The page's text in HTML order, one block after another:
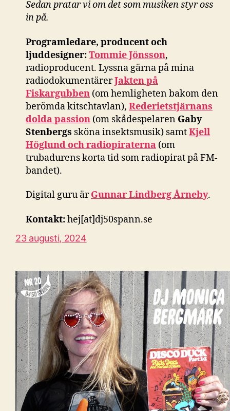
Sedan pratar vi om det som musiken styr oss
in på.
Programledare, producent och
ljuddesigner:Tommie Jönsson,
radioproducent. Lyssna gärna på mina
radiodokumentärerJakten på
Fiskargubben (om hemligheten bakom den
berömda kitschtavlan), Rederietstjärnans
dolda passion (om skådespelaren Gaby
Stenbergs sköna insektsmusik) samtKjell
Höglund och radiopiraterna (om
trubadurens korta tid som radiopirat på FM-
bandet).
Digital guru ärGunnar Lindberg Årneby.
Kontakt:hej[at]dj50spann.se
23 augusti, 2024